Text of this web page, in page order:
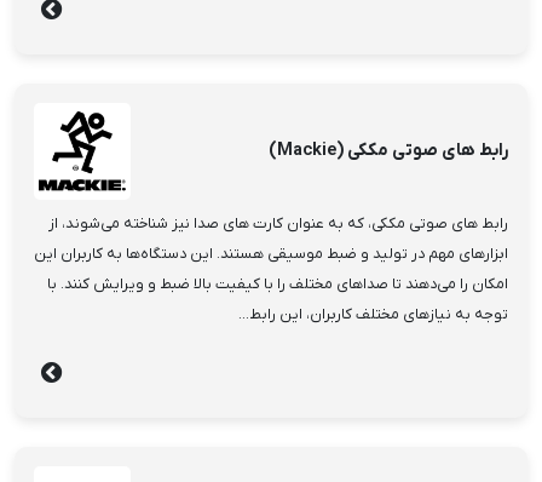
رابط های صوتی مککی (Mackie)
رابط های صوتی مککی، که به عنوان کارت های صدا نیز شناخته می‌شوند، از
ابزارهای مهم در تولید و ضبط موسیقی هستند. این دستگاه‌ها به کاربران این
امکان را می‌دهند تا صداهای مختلف را با کیفیت بالا ضبط و ویرایش کنند. با
توجه به نیازهای مختلف کاربران، این رابط...